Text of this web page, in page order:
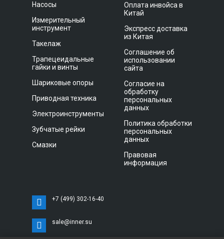
Насосы
Измерительный
инструмент
Такелаж
Трапецеидальные
гайки и винты
Шариковые опоры
Приводная техника
Электроинструменты
Зубчатые рейки
Смазки
Оплата инвойса в
Китай
Экспресс доставка
из Китая
Соглашение об
использовании
сайта
Согласие на
обработку
персональных
данных
Политика обработки
персональных
данных
Правовая
информация
+7 (499) 302-16-40
sale@inner.su